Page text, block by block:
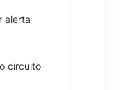
alerta
circuito